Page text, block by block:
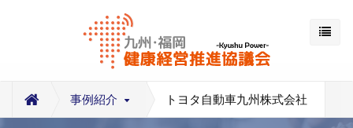
事例紹介 トヨタ自動車九州株式会社